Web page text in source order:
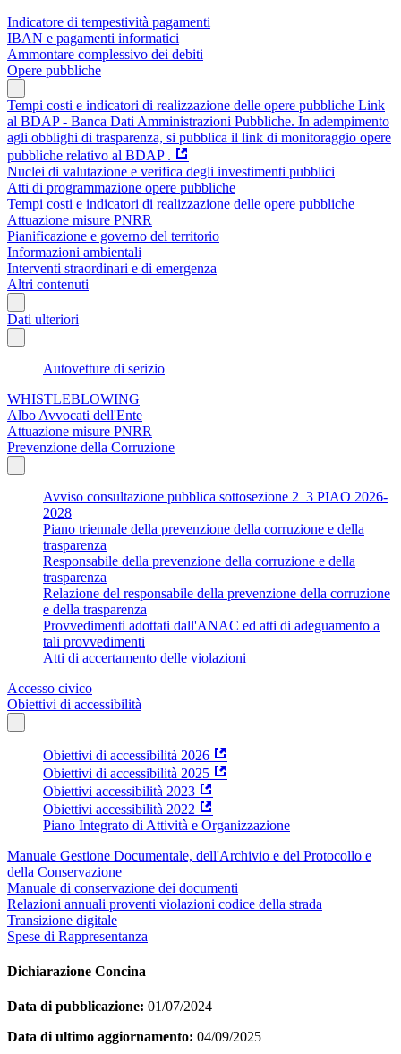
Indicatore di tempestività pagamenti
IBAN e pagamenti informatici
Ammontare complessivo dei debiti
Opere pubbliche
Tempi costi e indicatori di realizzazione delle opere pubbliche Link
al BDAP - Banca Dati Amministrazioni Pubbliche. In adempimento
agli obblighi di trasparenza, si pubblica il link di monitoraggio opere
pubbliche relativo al BDAP .
Nuclei di valutazione e verifica degli investimenti pubblici
Atti di programmazione opere pubbliche
Tempi costi e indicatori di realizzazione delle opere pubbliche
Attuazione misure PNRR
Pianificazione e governo del territorio
Informazioni ambientali
Interventi straordinari e di emergenza
Altri contenuti
Dati ulteriori
Autovetture di serizio
WHISTLEBLOWING
Albo Avvocati dell'Ente
Attuazione misure PNRR
Prevenzione della Corruzione
Avviso consultazione pubblica sottosezione 2_3 PIAO 2026-
2028
Piano triennale della prevenzione della corruzione e della
trasparenza
Responsabile della prevenzione della corruzione e della
trasparenza
Relazione del responsabile della prevenzione della corruzione
e della trasparenza
Provvedimenti adottati dall'ANAC ed atti di adeguamento a
tali provvedimenti
Atti di accertamento delle violazioni
Accesso civico
Obiettivi di accessibilità
Obiettivi di accessibilità 2026
Obiettivi di accessibilità 2025
Obiettivi accessibilità 2023
Obiettivi accessibilità 2022
Piano Integrato di Attività e Organizzazione
Manuale Gestione Documentale, dell'Archivio e del Protocollo e
della Conservazione
Manuale di conservazione dei documenti
Relazioni annuali proventi violazioni codice della strada
Transizione digitale
Spese di Rappresentanza
Dichiarazione Concina
Data di pubblicazione: 01/07/2024
Data di ultimo aggiornamento: 04/09/2025